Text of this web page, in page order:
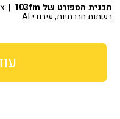
תכנית הספורט של 103fm
רשתות חברתיות, עיבודי AI